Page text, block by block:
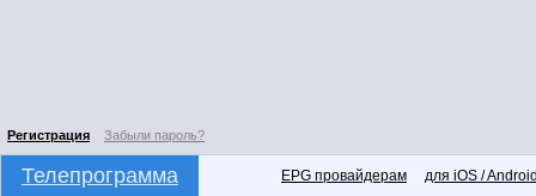
Регистрация Забыли пароль?
Телепрограмма EPG провайдерам для iOS /